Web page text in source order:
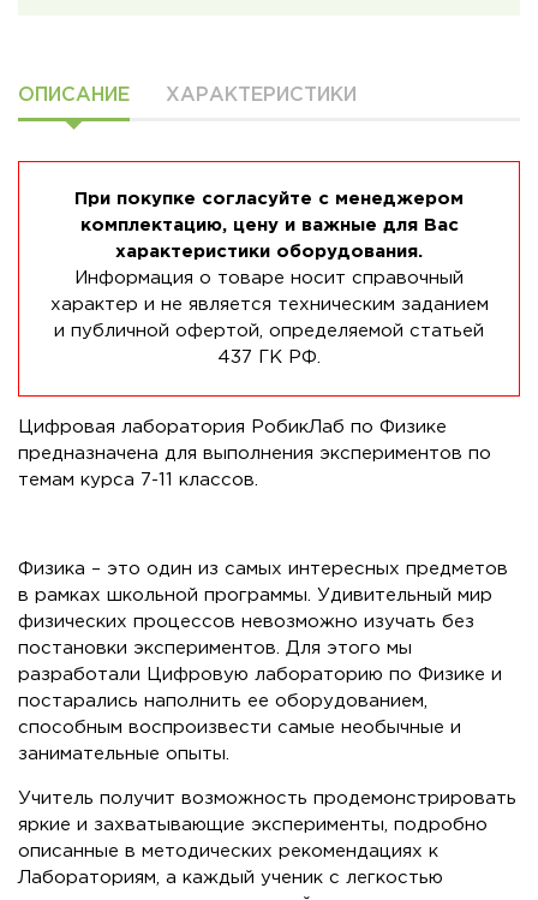
ОПИСАНИЕ ХАРАКТЕРИСТИКИ
При покупке согласуйте с менеджером
комплектацию, цену и важные для Вас
характеристики оборудования.
Информация о товаре носит справочный
характер и не является техническим заданием
и публичной офертой, определяемой статьей
437 ГК РФ.
Цифровая лаборатория РобикЛаб по Физике
предназначена для выполнения экспериментов по
темам курса 7-11 классов.
Физика – это один из самых интересных предметов
в рамках школьной программы. Удивительный мир
физических процессов невозможно изучать без
постановки экспериментов. Для этого мы
разработали Цифровую лабораторию по Физике и
постарались наполнить ее оборудованием,
способным воспроизвести самые необычные и
занимательные опыты.
Учитель получит возможность продемонстрировать
яркие и захватывающие эксперименты, подробно
описанные в методических рекомендациях к
Лабораториям, а каждый ученик с легкостью